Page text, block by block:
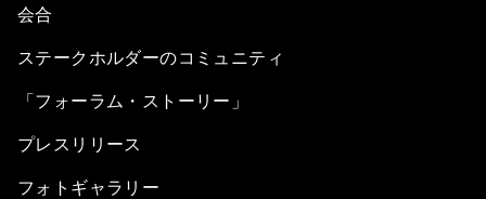
会合
ステークホルダーのコミュニティ
「フォーラム・ストーリー」
プレスリリース
フォトギャラリー